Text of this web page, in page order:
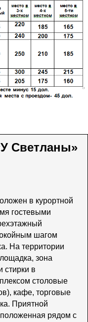
Светланы»
в курортной
гостевыми
шагом
На территории
зона
стирки в
столовые
кафе, торговые
Приятной
рядом с